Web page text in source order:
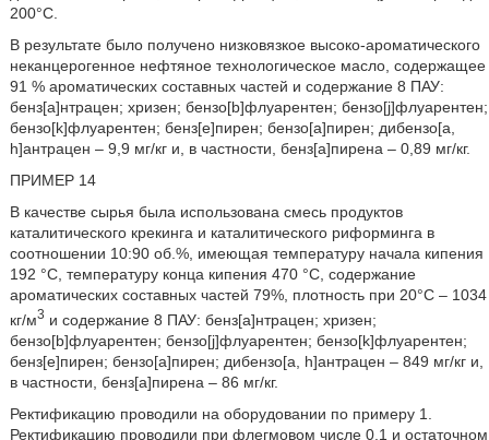
200°С.
В результате было получено низковязкое высоко-ароматического
неканцерогенное нефтяное технологическое масло, содержащее
91 % ароматических составных частей и содержание 8 ПАУ:
бенз[а]нтрацен; хризен; бензо[b]флуарентен; бензо[j]флуарентен;
бензо[k]флуарентен; бенз[е]пирен; бензо[а]пирен; дибензо[a,
h]антрацен – 9,9 мг/кг и, в частности, бенз[а]пирена – 0,89 мг/кг.
ПРИМЕР 14
В качестве сырья была использована смесь продуктов
каталитического крекинга и каталитического риформинга в
соотношении 10:90 об.%, имеющая температуру начала кипения
192 °С, температуру конца кипения 470 °С, содержание
ароматических составных частей 79%, плотность при 20°С – 1034
кг/м3 и содержание 8 ПАУ: бенз[а]нтрацен; хризен;
бензо[b]флуарентен; бензо[j]флуарентен; бензо[k]флуарентен;
бенз[е]пирен; бензо[а]пирен; дибензо[a, h]антрацен – 849 мг/кг и,
в частности, бенз[а]пирена – 86 мг/кг.
Ректификацию проводили на оборудовании по примеру 1.
Ректификацию проводили при флегмовом числе 0,1 и остаточном